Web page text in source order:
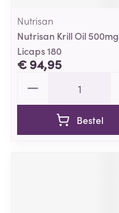
Nutrisan
Nutrisan Krill Oil 500mg
Licaps 180
€ 94,95
Bestel